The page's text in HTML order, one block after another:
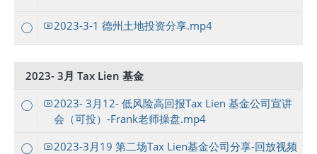
2023-3-1 德州土地投资分享.mp4
2023- 3月 Tax Lien 基金
2023- 3月12- 低风险高回报Tax Lien 基金公司宣讲
会（可投）-Frank老师操盘.mp4
2023-3月19 第二场Tax Lien基金公司分享-回放视频